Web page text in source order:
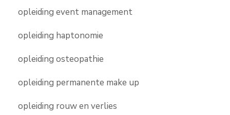
opleiding event management
opleiding haptonomie
opleiding osteopathie
opleiding permanente make up
opleiding rouw en verlies